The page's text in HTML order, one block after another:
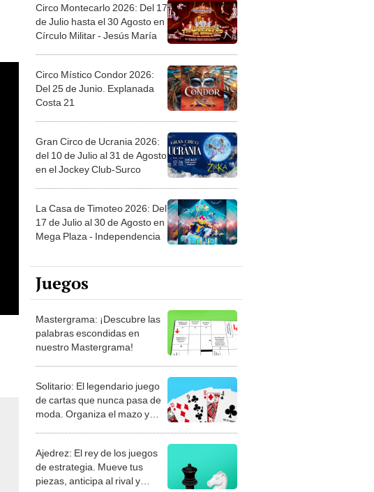
Circo Montecarlo 2026: Del 17
de Julio hasta el 30 Agosto en
Círculo Militar - Jesús María
Circo Místico Condor 2026:
Del 25 de Junio. Explanada
Costa 21
Gran Circo de Ucrania 2026:
del 10 de Julio al 31 de Agosto
en el Jockey Club-Surco
La Casa de Timoteo 2026: Del
17 de Julio al 30 de Agosto en
Mega Plaza - Independencia
Juegos
Mastergrama: ¡Descubre las
palabras escondidas en
nuestro Mastergrama!
Solitario: El legendario juego
de cartas que nunca pasa de
moda. Organiza el mazo y
Ajedrez: El rey de los juegos
de estrategia. Mueve tus
piezas, anticipa al rival y